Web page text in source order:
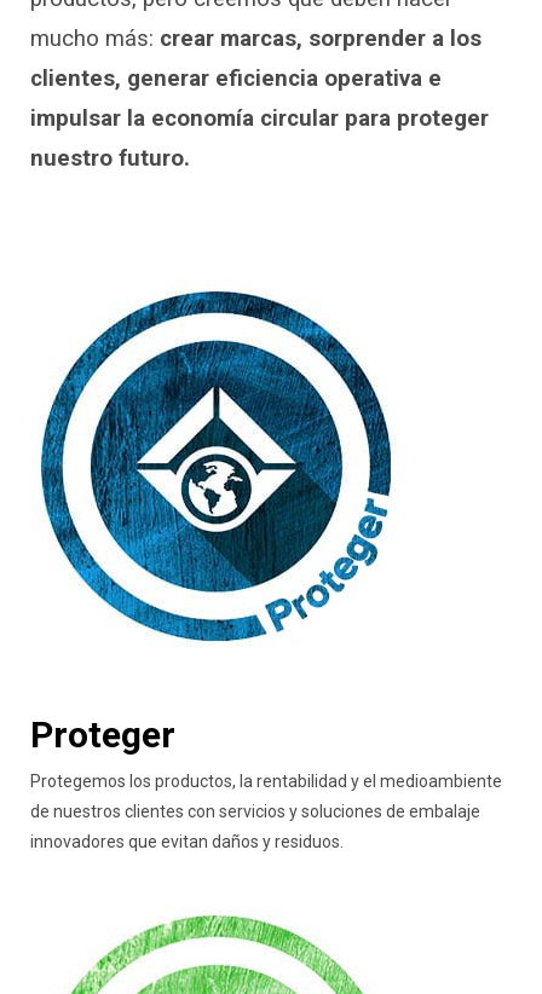
mucho más: crear marcas, sorprender a los
clientes, generar eficiencia operativa e
impulsar la economía circular para proteger
nuestro futuro.
Proteger
Protegemos los productos, la rentabilidad y el medioambiente
de nuestros clientes con servicios​​​​​​​ y soluciones de embalaje
innovadores que evitan daños y residuos.